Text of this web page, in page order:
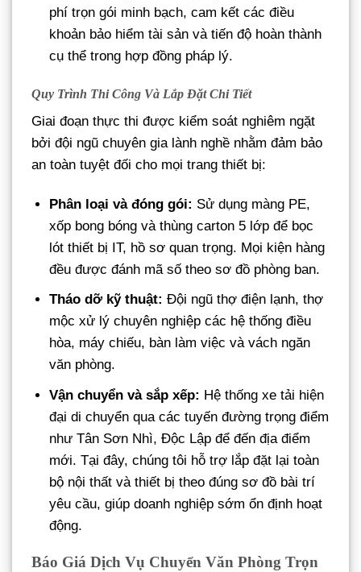
phí trọn gói minh bạch, cam kết các điều
khoản bảo hiểm tài sản và tiến độ hoàn thành
cụ thể trong hợp đồng pháp lý.
Quy Trình Thi Công Và Lắp Đặt Chi Tiết
Giai đoạn thực thi được kiểm soát nghiêm ngặt
bởi đội ngũ chuyên gia lành nghề nhằm đảm bảo
an toàn tuyệt đối cho mọi trang thiết bị:
Phân loại và đóng gói: Sử dụng màng PE,
xốp bong bóng và thùng carton 5 lớp để bọc
lót thiết bị IT, hồ sơ quan trọng. Mọi kiện hàng
đều được đánh mã số theo sơ đồ phòng ban.
Tháo dỡ kỹ thuật: Đội ngũ thợ điện lạnh, thợ
mộc xử lý chuyên nghiệp các hệ thống điều
hòa, máy chiếu, bàn làm việc và vách ngăn
văn phòng.
Vận chuyển và sắp xếp: Hệ thống xe tải hiện
đại di chuyển qua các tuyến đường trọng điểm
như Tân Sơn Nhì, Độc Lập để đến địa điểm
mới. Tại đây, chúng tôi hỗ trợ lắp đặt lại toàn
bộ nội thất và thiết bị theo đúng sơ đồ bài trí
yêu cầu, giúp doanh nghiệp sớm ổn định hoạt
động.
Báo Giá Dịch Vụ Chuyển Văn Phòng Trọn